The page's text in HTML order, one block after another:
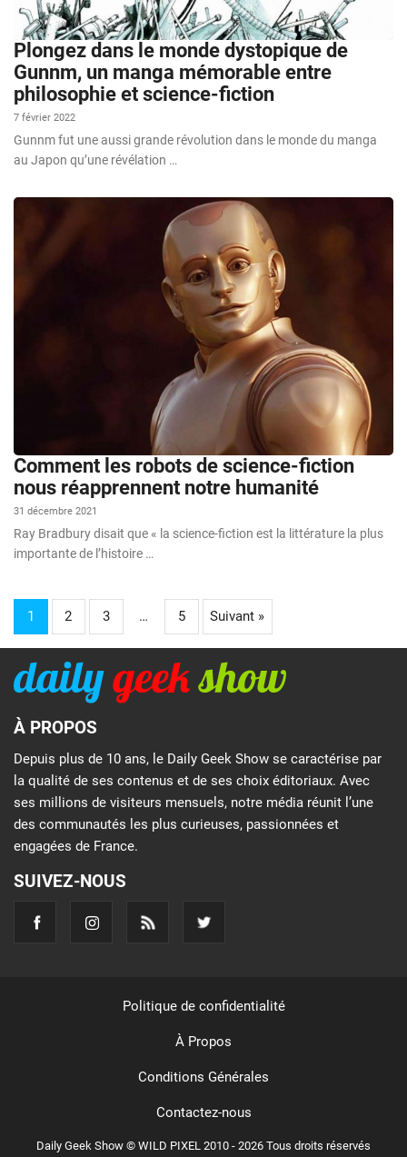
Plongez dans le monde dystopique de
Gunnm, un manga mémorable entre
philosophie et science-fiction
7 février 2022
Gunnm fut une aussi grande révolution dans le monde du manga
au Japon qu’une révélation …
Comment les robots de science-fiction
nous réapprennent notre humanité
31 décembre 2021
Ray Bradbury disait que « la science-fiction est la littérature la plus
importante de l’histoire …
1 2 3 … 5 Suivant »
À PROPOS
Depuis plus de 10 ans, le Daily Geek Show se caractérise par
la qualité de ses contenus et de ses choix éditoriaux. Avec
ses millions de visiteurs mensuels, notre média réunit l’une
des communautés les plus curieuses, passionnées et
engagées de France.
SUIVEZ-NOUS
Daily Geek Show © WILD PIXEL 2010 - 2026 Tous droits réservés
Politique de confidentialité
À Propos
Conditions Générales
Contactez-nous